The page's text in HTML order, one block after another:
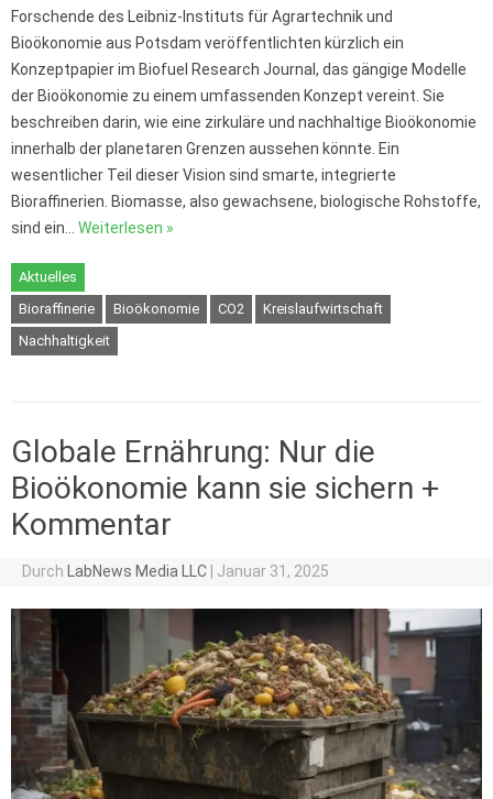
Forschende des Leibniz-Instituts für Agrartechnik und
Bioökonomie aus Potsdam veröffentlichten kürzlich ein
Konzeptpapier im Biofuel Research Journal, das gängige Modelle
der Bioökonomie zu einem umfassenden Konzept vereint. Sie
beschreiben darin, wie eine zirkuläre und nachhaltige Bioökonomie
innerhalb der planetaren Grenzen aussehen könnte. Ein
wesentlicher Teil dieser Vision sind smarte, integrierte
Bioraffinerien. Biomasse, also gewachsene, biologische Rohstoffe,
sind ein… Weiterlesen »
Aktuelles
Bioraffinerie
Bioökonomie CO2
Kreislaufwirtschaft
Nachhaltigkeit
Globale Ernährung: Nur die
Bioökonomie kann sie sichern +
Kommentar
Durch LabNews Media LLC Januar 31, 2025